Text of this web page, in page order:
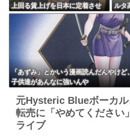
上回る賃上げを日本に定着させ
る」 →国家公務員月給3.51％増
へ 地方公務員も追随する見通し
ルタ
演者
わい
「あずみ」とかいう漫画読んだんやけど
子供達があんなに強いんや
元Hysteric Blueボーカ
転売に「やめてください
ライブ